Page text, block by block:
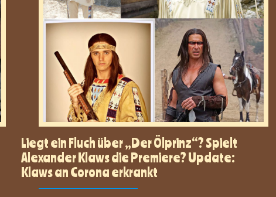
Liegt ein Fluch über „Der Ölprinz“? Spielt
Alexander Klaws die Premiere? Update:
Klaws an Corona erkrankt